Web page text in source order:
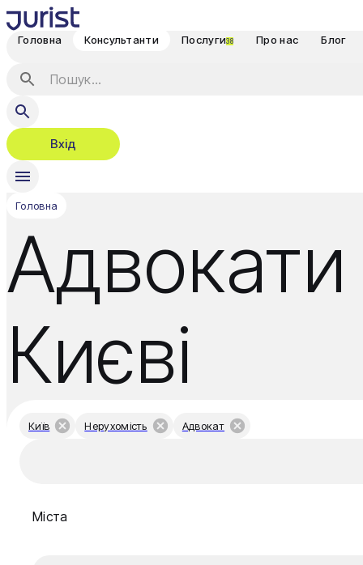
Головна Консультанти Послуги38 Про нас Блог
Вхід
Головна
Адвокати
Києві
Київ Нерухомість Адвокат
Міста